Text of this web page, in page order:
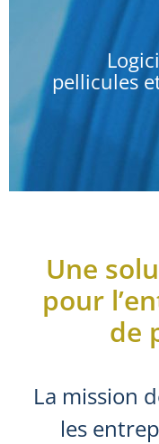
pellicules
Une
pour
de
La mission
les